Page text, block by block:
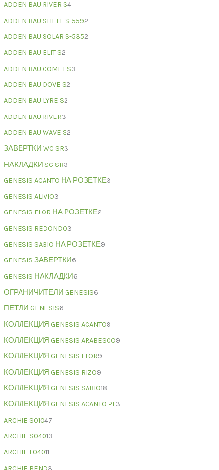
ADDEN BAU RIVER S4
ADDEN BAU SHELF S-5592
ADDEN BAU SOLAR S-5352
ADDEN BAU ELIT S2
ADDEN BAU COMET S3
ADDEN BAU DOVE S2
ADDEN BAU LYRE S2
ADDEN BAU RIVER3
ADDEN BAU WAVE S2
ЗАВЕРТКИ WC SR3
НАКЛАДКИ SC SR3
GENESIS ACANTO НА РОЗЕТКЕ3
GENESIS ALIVIO3
GENESIS FLOR НА РОЗЕТКЕ2
GENESIS REDONDO3
GENESIS SABIO НА РОЗЕТКЕ9
GENESIS ЗАВЕРТКИ6
GENESIS НАКЛАДКИ6
ОГРАНИЧИТЕЛИ GENESIS6
ПЕТЛИ GENESIS6
КОЛЛЕКЦИЯ GENESIS ACANTO9
КОЛЛЕКЦИЯ GENESIS ARABESCO9
КОЛЛЕКЦИЯ GENESIS FLOR9
КОЛЛЕКЦИЯ GENESIS RIZO9
КОЛЛЕКЦИЯ GENESIS SABIO18
КОЛЛЕКЦИЯ GENESIS ACANTO PL3
ARCHIE S01047
ARCHIE S04013
ARCHIE L04011
ARCHIE BEND3